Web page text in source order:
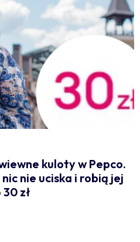
kuloty w Pepco.
nie uciska i robią jej
zł